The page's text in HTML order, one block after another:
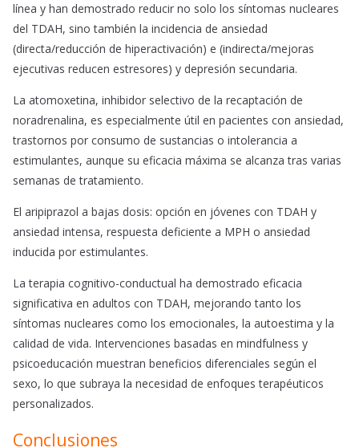
línea y han demostrado reducir no solo los síntomas nucleares
del TDAH, sino también la incidencia de ansiedad
(directa/reducción de hiperactivación) e (indirecta/mejoras
ejecutivas reducen estresores) y depresión secundaria.
La atomoxetina, inhibidor selectivo de la recaptación de
noradrenalina, es especialmente útil en pacientes con ansiedad,
trastornos por consumo de sustancias o intolerancia a
estimulantes, aunque su eficacia máxima se alcanza tras varias
semanas de tratamiento.
El aripiprazol a bajas dosis: opción en jóvenes con TDAH y
ansiedad intensa, respuesta deficiente a MPH o ansiedad
inducida por estimulantes.
La terapia cognitivo-conductual ha demostrado eficacia
significativa en adultos con TDAH, mejorando tanto los
síntomas nucleares como los emocionales, la autoestima y la
calidad de vida. Intervenciones basadas en mindfulness y
psicoeducación muestran beneficios diferenciales según el
sexo, lo que subraya la necesidad de enfoques terapéuticos
personalizados.
Conclusiones